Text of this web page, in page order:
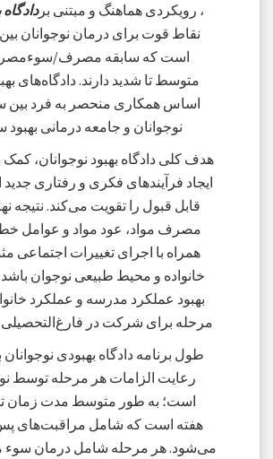
دادگاه، رویکردی هماهنگ و مبتنی بر
است که سابقه مصرف/
متوسط ​​تا شدید دارند. دادگاه‌های
اساس همکاری منحصر به فرد بین
نوجوانان و جامعه درمانی بهبود
هدف کلی دادگاه بهبود نوجوانان، کمک
ایجاد فرآیندهای فکری و رفتاری
قابل قبول را تقویت می‌کند. نتیجه
مصرف مواد، عود مواد و عوامل
همراه با اجرای تغییرات اجتماعی
خانواده و محیط طبیعی نوجوان باشد.
بهبود عملکرد مدرسه و عملکرد
مرحله برای شرکت در
طول برنامه دادگاه بهبودی
رعایت الزامات هر مرحله توسط
هفته است که شامل مراقبت‌های پس
می‌شود. هر مرحله شامل درمان